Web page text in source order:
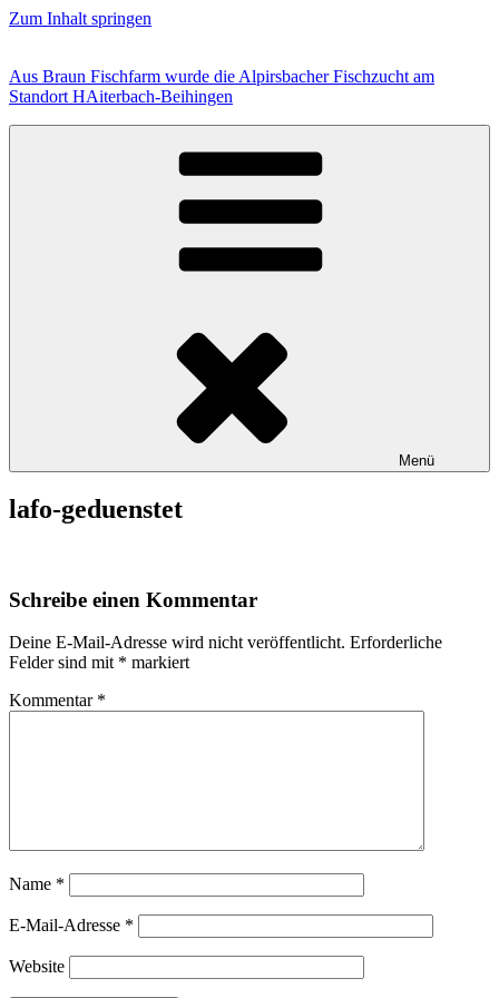
Zum Inhalt springen
Aus Braun Fischfarm wurde die Alpirsbacher Fischzucht am
Standort HAiterbach-Beihingen
Menü
lafo-geduenstet
Schreibe einen Kommentar
Deine E-Mail-Adresse wird nicht veröffentlicht. Erforderliche
Felder sind mit * markiert
Kommentar *
Name *
E-Mail-Adresse *
Website